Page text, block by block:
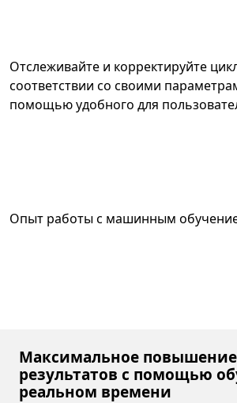
Отслеживайте и корректируйте
соответствии со своими
помощью удобного для
Опыт работы с машинным
Максимальное повышение
результатов с помощью
реальном времени